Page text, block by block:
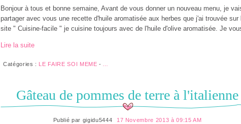
Bonjour à tous et bonne semaine, Avant de vous donner un nouveau menu, je
partager avec vous une recette d'huile aromatisée aux herbes que j'ai trouvée sur
site " Cuisine-facile " je cuisine toujours avec de l'huile d'olive aromatisée. Je
Lire la suite
Catégories : LE FAIRE SOI MEME -
Gâteau de pommes de terre à l'italienne
Publié par gigidu5444 17 Novembre 2013 à 09:15 AM